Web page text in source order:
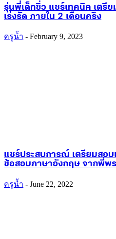
รุ่นพี่เด็กซิ่ว แชร์เทคนิค เตรี
เร่งรัด ภายใน 2 เดือนครึ่ง
ครูน้ำ - February 9, 2023
แชร์ประสบการณ์ เตรียมสอ
ข้อสอบภาษาอังกฤษ จากพี่พ
ครูน้ำ - June 22, 2022